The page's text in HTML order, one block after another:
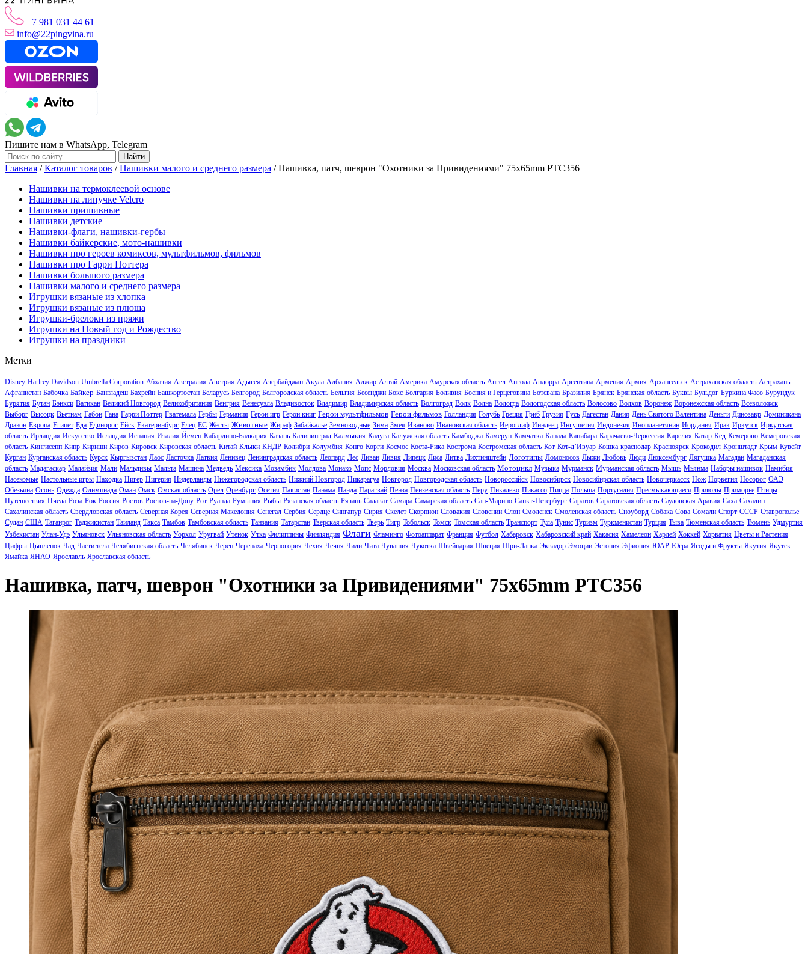
+7 981 031 44 61
info@22pingvina.ru
Пишите нам в WhatsApp, Telegram
Главная /Каталог товаров /Нашивки малого и среднего размера /Нашивка, патч, шеврон "Охотники за Привидениями" 75x65mm PTC356
Нашивки на термоклеевой основе
Нашивки на липучке Velcro
Нашивки пришивные
Нашивки детские
Нашивки-флаги, нашивки-гербы
Нашивки байкерские, мото-нашивки
Нашивки про героев комиксов, мультфильмов, фильмов
Нашивки про Гарри Поттера
Нашивки большого размера
Нашивки малого и среднего размера
Игрушки вязаные из хлопка
Игрушки вязаные из плюша
Игрушки-брелоки из пряжи
Игрушки на Новый год и Рождество
Игрушки на праздники
Метки
Disney Harlrey Davidson Umbrella Corporation Абхазия Австралия Австрия Адыгея Азербайджан Акула Албания Алжир Алтай Америка Амурская область Ангел Ангола Андорра Аргентина Армения Армия Архангельск Астраханская область Астрахань
Афганистан Бабочка Байкер Бангладеш Бахрейн Башкортостан Беларусь Белгород Белгородская область Бельгия Бесенджи Бокс Болгария Боливия Босния и Герцеговина Ботсвана Бразилия Брянск Брянская область Буквы Бульдог Буркина Фасо Бурундук
Бурятия Бутан Бэнкси Ватикан Великий Новгород Великобритания Венгрия Венесуэла Владивосток Владимир Владимирская область Волгоград Волк Волна Вологда Вологодская область Волосово Волхов Воронеж Воронежская область Всеволожск
Выборг Высоцк Вьетнам Габон Гана Гарри Поттер Гватемала Гербы Германия Герои игр Герои книг Герои мультфильмов Герои фильмов Голландия Голубь Греция Гриб Грузия Гусь Дагестан Дания День Святого Валентина Деньги Динозавр Доминикана
Дракон Европа Египет Еда Единорог Ейск Екатеринбург Елец ЕС Жесты Животные Жираф Забайкалье Земноводные Зима Змея Иваново Ивановская область Иероглиф Ииндеец Ингушетия Индонезия Инопланетянин Иордания Ирак Иркутск Иркутская
область Ирландия Искусство Исландия Испания Италия Йемен Кабардино-Балкария Казань Калининград Калмыкия Калуга Калужская область Камбоджа Камерун Камчатка Канада Капибара Карачаево-Черкессия Карелия Катар Кед Кемерово Кемеровская
область Кингисепп Кипр Кириши Киров Кировск Кировская область Китай Клыки КНДР Колибри Колумбия Конго Корги Космос Коста-Рика Кострома Костромская область Кот Кот-д’Ивуар Кошка краснодар Красноярск Крокодил Кронштадт Крым Кувейт
Курган Курганская область Курск Кыргызстан Лаос Ласточка Латвия Ленивец Ленинградская область Леопард Лес Ливан Ливия Липецк Лиса Литва Лихтинштейн Логотипы Ломоносов Лыжи Любовь Люди Люксембург Лягушка Магадан Магаданская
область Мадагаскар Малайзия Мали Мальдивы Мальта Машина Медведь Мексика Мозамбик Молдова Монако Мопс Мордовия Москва Московская область Мотоцикл Музыка Мурманск Мурманская область Мышь Мьянма Наборы нашивок Намибия
Насекомые Настольные игры Находка Нигер Нигерия Нидерланды Нижегородская область Нижний Новгород Никарагуа Новгород Новгородская область Новороссийск Новосибирск Новосибирская область Новочеркасск Нож Норвегия Носорог ОАЭ
Обезьяна Огонь Одежда Олимпиада Оман Омск Омская область Орел Оренбург Осетия Пакистан Панама Панда Парагвай Пенза Пензенская область Перу Пикалево Пикассо Пицца Польша Португалия Пресмыкающиеся Приколы Приморье Птицы
Путешествия Пчела Роза Рок Россия Ростов Ростов-на-Дону Рот Руанда Румыния Рыбы Рязанская область Рязань Салават Самара Самарская область Сан-Марино Санкт-Петербург Саратов Саратовская область Саудовская Аравия Саха Сахалин
Сахалинская область Свердловская область Северная Корея Северная Македония Сенегал Сербия Сердце Сингапур Сирия Скелет Скорпион Словакия Словении Слон Смоленск Смоленская область Сноуборд Собака Сова Сомали Спорт СССР Ставрополье
Судан США Таганрог Таджикистан Таиланд Такса Тамбов Тамбовская область Танзания Татарстан Тверская область Тверь Тигр Тобольск Томск Томская область Транспорт Тула Тунис Туризм Туркменистан Турция Тыва Тюменская область Тюмень Удмуртия
Узбекистан Улан-Удэ Ульяновск Ульяновская область Уорхол Уругвай Утенок Утка Филиппины Финляндия Флаги Фламинго Фотоаппарат Франция Футбол Хабаровск Хабаровский край Хакасия Хамелеон Харлей Хоккей Хорватия Цветы и Растения
Цифры Цыпленок Чад Части тела Челябигнская область Челябинск Череп Черепаха Черногория Чехия Чечня Чили Чита Чувашия Чукотка Швейцария Швеция Шри-Ланка Эквадор Эмоции Эстония Эфиопия ЮАР Югра Ягоды и Фрукты Якутия Якутск
Ямайка ЯНАО Ярославль Ярославская область
Нашивка, патч, шеврон "Охотники за Привидениями" 75x65mm PTC356